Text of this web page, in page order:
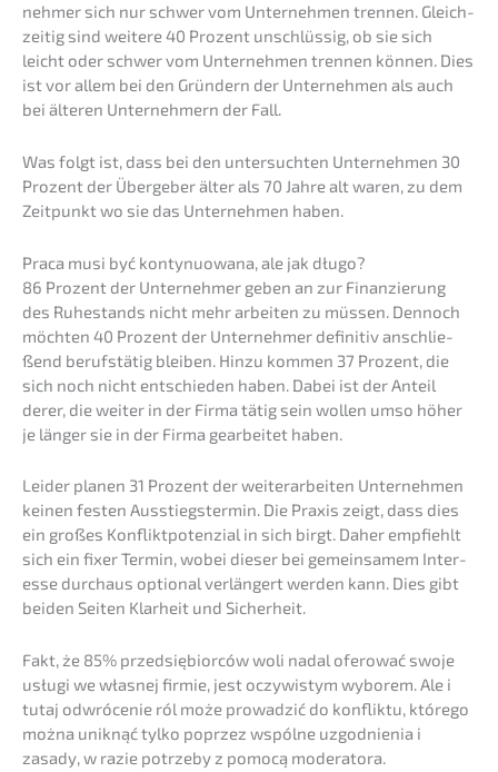
neh­mer sich nur schwer vom Unter­neh­men trennen. Gleich­
zei­tig sind weite­re 40 Prozent unschlüs­sig, ob sie sich
leicht oder schwer vom Unter­neh­men trennen können. Dies
ist vor allem bei den Gründern der Unter­neh­men als auch
bei älteren Unter­neh­mern der Fall.
Was folgt ist, dass bei den unter­such­ten Unter­neh­men 30
Prozent der Überge­ber älter als 70 Jahre alt waren, zu dem
Zeitpunkt wo sie das Unter­neh­men haben.
Praca musi być konty­nuo­wa­na, ale jak długo?
86 Prozent der Unter­neh­mer geben an zur Finan­zie­rung
des Ruhestands nicht mehr arbei­ten zu müssen. Dennoch
möchten 40 Prozent der Unter­neh­mer defini­tiv anschlie­
ßend berufs­tä­tig bleiben. Hinzu kommen 37 Prozent, die
sich noch nicht entschie­den haben. Dabei ist der Anteil
derer, die weiter in der Firma tätig sein wollen umso höher
je länger sie in der Firma gearbei­tet haben.
Leider planen 31 Prozent der weiter­ar­bei­ten Unter­neh­men
keinen festen Ausstiegs­ter­min. Die Praxis zeigt, dass dies
ein großes Konflikt­po­ten­zi­al in sich birgt. Daher empfiehlt
sich ein fixer Termin, wobei dieser bei gemein­sa­mem Inter­
es­se durch­aus optio­nal verlän­gert werden kann. Dies gibt
beiden Seiten Klarheit und Sicherheit.
Fakt, że 85% przedsię­bi­or­ców woli nadal ofero­wać swoje
usługi we własnej firmie, jest oczywis­tym wyborem. Ale i
tutaj odwróce­nie ról może prowad­zić do konflik­tu, które­go
można uniknąć tylko poprzez wspól­ne uzgod­ni­enia i
zasady, w razie potrze­by z pomocą moderatora.